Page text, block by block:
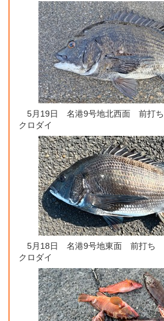
5月19日 名港9号地北西面 前打ち
クロダイ
5月18日 名港9号地東面 前打ち
クロダイ